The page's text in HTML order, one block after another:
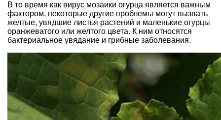
В то время как вирус мозаики огурца является важным
фактором, некоторые другие проблемы могут вызвать
желтые, увядшие листья растений и маленькие огурцы
оранжеватого или желтого цвета. К ним относятся
бактериальное увядание и грибные заболевания.